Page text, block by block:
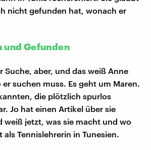
nicht gefunden hat, wonach er
und Gefunden
Suche, aber, und das weiß Anne
suchen muss. Es geht um Maren.
die plötzlich spurlos
Jo hat einen Artikel über sie
weiß jetzt, was sie macht und wo
als Tennislehrerin in Tunesien.